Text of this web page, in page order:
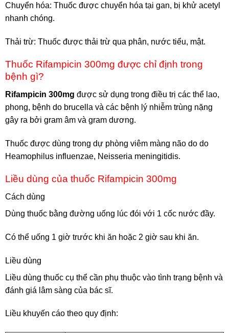
Chuyển hóa: Thuốc được chuyển hóa tại gan, bị khử acetyl
nhanh chóng.
Thải trừ: Thuốc được thải trừ qua phân, nước tiểu, mật.
Thuốc Rifampicin 300mg được chỉ định trong
bệnh gì?
Rifampicin 300mg được sử dụng trong điều trị các thể lao,
phong, bệnh do brucella và các bệnh lý nhiễm trùng nặng
gây ra bởi gram âm và gram dương.
Thuốc được dùng trong dự phòng viêm màng não do do
Heamophilus influenzae, Neisseria meningitidis.
Liều dùng của thuốc Rifampicin 300mg
Cách dùng
Dùng thuốc bằng đường uống lúc đói với 1 cốc nước đầy.
Có thể uống 1 giờ trước khi ăn hoặc 2 giờ sau khi ăn.
Liều dùng
Liều dùng thuốc cụ thể cần phụ thuộc vào tình trạng bệnh và
đánh giá lâm sàng của bác sĩ.
Liều khuyến cáo theo quy định: